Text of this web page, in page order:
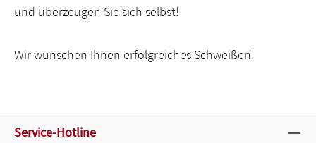
und überzeugen Sie sich selbst!
Wir wünschen Ihnen erfolgreiches Schweißen!
Service-Hotline